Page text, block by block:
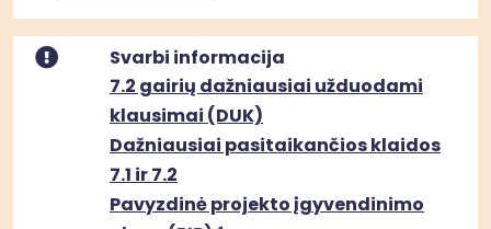
Svarbi informacija
7.2 gairių dažniausiai užduodami
klausimai (DUK)
Dažniausiai pasitaikančios klaidos
7.1 ir 7.2
Pavyzdinė projekto įgyvendinimo